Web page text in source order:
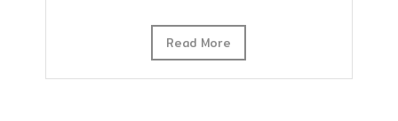
Read More